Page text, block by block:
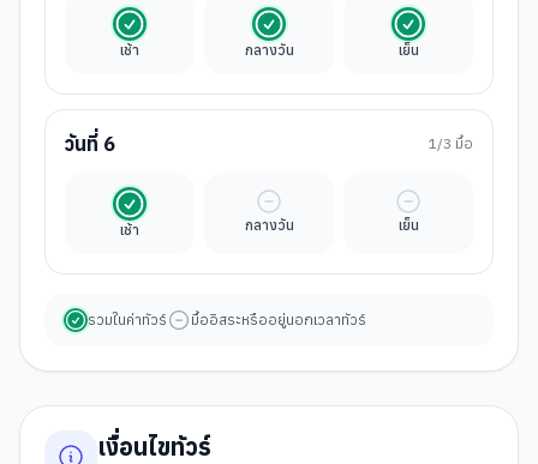
เช้า
รวมในค่าทัวร์
กลางวัน
รวมในค่าทัวร์
เย็น
รวมในค่าทัวร์
วันที่ 6 1/3 มื้อ
เช้า
รวมในค่าทัวร์
กลางวัน
มื้ออิสระ
เย็น
มื้ออิสระ
รวมในค่าทัวร์ มื้ออิสระหรืออยู่นอกเวลาทัวร์
เงื่อนไขทัวร์